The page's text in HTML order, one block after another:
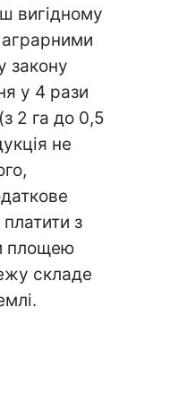
вигідному
аграрними
закону
у 4 рази
2 га до 0,5
не
з
площею
складе